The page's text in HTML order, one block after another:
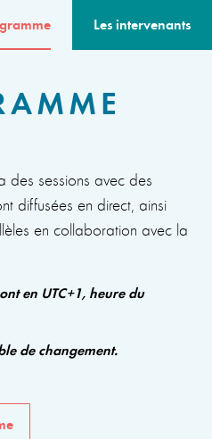
Les intervenants
des sessions avec des
diffusées en direct, ainsi
en collaboration avec la
en UTC+1, heure du
de changement.